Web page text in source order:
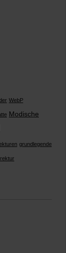
WebP
Modische
grundlegende